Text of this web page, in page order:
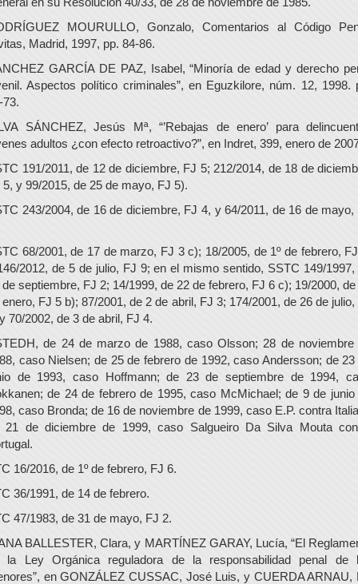
MOURULLO, Gonzalo, Comentarios al Código
Madrid, 1997, pp. 84-86.
GARCÍA DE PAZ, Isabel, “Minoría de edad y derecho
Aspectos político criminales”, en Eguzkilore, núm. 12, 1998.
73.
SÁNCHEZ, Jesús Mª, “’Rebajas de enero’ para
adultos ¿con efecto retroactivo?”, en Indret, 399, enero de
191/2011, de 12 de diciembre, FJ 5; 212/2014, de 18 de
5, y 99/2015, de 25 de mayo, FJ 5).
243/2004, de 16 de diciembre, FJ 4, y 64/2011, de 16 de mayo,
68/2001, de 17 de marzo, FJ 3 c); 18/2005, de 1º de febrero,
2012, de 5 de julio, FJ 9; en el mismo sentido, SSTC 149/1997,
de septiembre, FJ 2; 14/1999, de 22 de febrero, FJ 6 c); 19/2000, de
enero, FJ 5 b); 87/2001, de 2 de abril, FJ 3; 174/2001, de 26 de julio,
70/2002, de 3 de abril, FJ 4.
de 24 de marzo de 1988, caso Olsson; 28 de noviembre
caso Nielsen; de 25 de febrero de 1992, caso Andersson; de 23
de 1993, caso Hoffmann; de 23 de septiembre de 1994,
de 24 de febrero de 1995, caso McMichael; de 9 de junio
caso Bronda; de 16 de noviembre de 1999, caso E.P. contra
21 de diciembre de 1999, caso Salgueiro Da Silva Mouta
16/2016, de 1º de febrero, FJ 6.
36/1991, de 14 de febrero.
47/1983, de 31 de mayo, FJ 2.
BALLESTER, Clara, y MARTÍNEZ GARAY, Lucía, “El
la Ley Orgánica reguladora de la responsabilidad penal de
en GONZÁLEZ CUSSAC, José Luis, y CUERDA ARNAU,